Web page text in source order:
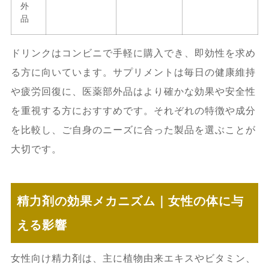
外
品
ドリンクはコンビニで手軽に購入でき、即効性を求め
る方に向いています。サプリメントは毎日の健康維持
や疲労回復に、医薬部外品はより確かな効果や安全性
を重視する方におすすめです。それぞれの特徴や成分
を比較し、ご自身のニーズに合った製品を選ぶことが
大切です。
精力剤の効果メカニズム｜女性の体に与
える影響
女性向け精力剤は、主に植物由来エキスやビタミン、